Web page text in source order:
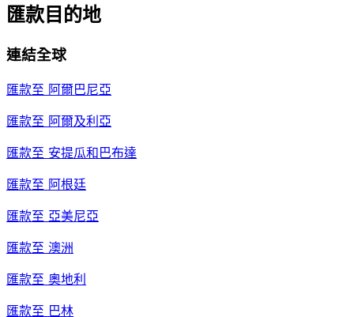
匯款目的地
連結全球
匯款至 阿爾巴尼亞
匯款至 阿爾及利亞
匯款至 安提瓜和巴布達
匯款至 阿根廷
匯款至 亞美尼亞
匯款至 澳洲
匯款至 奧地利
匯款至 巴林